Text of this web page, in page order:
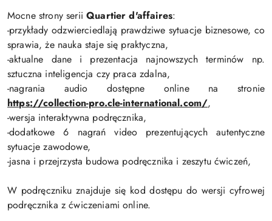
Mocne strony seriiQuartier d'affaires:
-przykłady odzwierciedlają prawdziwe sytuacje biznesowe, co
sprawia, że nauka staje się praktyczna,
-aktualne dane i prezentacja najnowszych terminów np.
sztuczna inteligencja czy praca zdalna,
-nagrania audio dostępne online na stronie
https://collection-pro.cle-international.com/,
-wersja interaktywna podręcznika,
-dodatkowe 6 nagrań video prezentujących autentyczne
sytuacje zawodowe,
-jasna i przejrzysta budowa podręcznika i zeszytu ćwiczeń,
W podręczniku znajduje się kod dostępu do wersji cyfrowej
podręcznika z ćwiczeniami online.